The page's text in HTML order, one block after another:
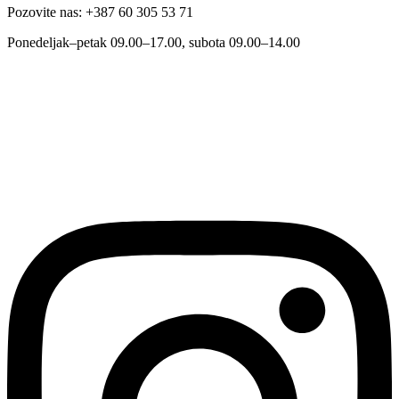
Pozovite nas: +387 60 305 53 71
Ponedeljak–petak 09.00–17.00, subota 09.00–14.00